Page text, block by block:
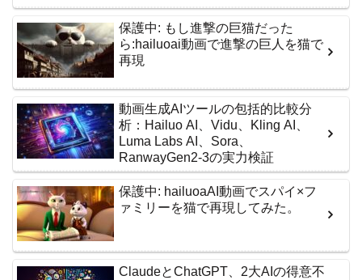
保護中: もし進撃の巨猫だった
ら:hailuoai動画で進撃の巨人を猫で
再現
動画生成AIツールの包括的比較分
析：Hailuo AI、Vidu、Kling AI、
Luma Labs AI、Sora、
RanwayGen2-3の実力検証
保護中: hailuoaAI動画でスパイ×フ
ァミリーを猫で再現してみた。
ClaudeとChatGPT、2大AIの得意不